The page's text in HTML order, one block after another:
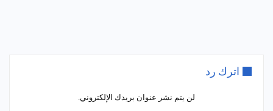
اترك رد
لن يتم نشر عنوان بريدك الإلكتروني.